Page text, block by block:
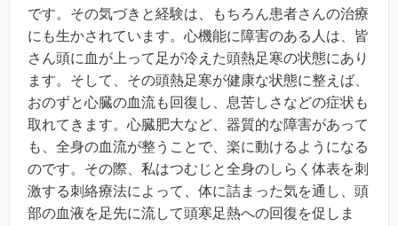
です。その気づきと経験は、もちろん患者さんの治療
にも生かされています。心機能に障害のある人は、皆
さん頭に血が上って足が冷えた頭熱足寒の状態にあり
ます。そして、その頭熱足寒が健康な状態に整えば、
おのずと心臓の血流も回復し、息苦しさなどの症状も
取れてきます。心臓肥大など、器質的な障害があって
も、全身の血流が整うことで、楽に動けるようになる
のです。その際、私はつむじと全身のしらく体表を刺
激する刺絡療法によって、体に詰まった気を通し、頭
部の血液を足先に流して頭寒足熱への回復を促しま